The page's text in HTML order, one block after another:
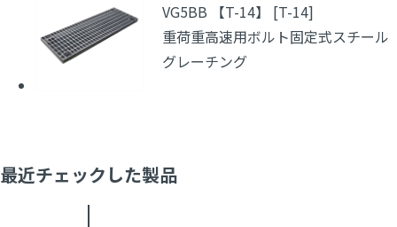
VG5BB 【T-14】 [T-14]
重荷重高速用ボルト固定式スチール
グレーチング
最近チェックした製品